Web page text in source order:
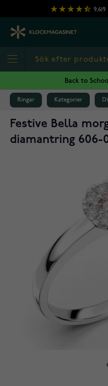
Hoppa till innehållet
9,619
Back to
Ringar Kategorier
Festive Bella
diamantring 606-